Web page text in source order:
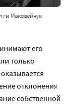
Маковейчук
его
только
отклонения
собственной